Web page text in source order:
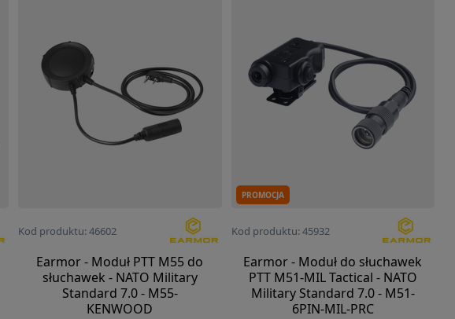
Kod produktu: 46602
Earmor - Moduł PTT M55 do
słuchawek - NATO Military
Standard 7.0 - M55-
KENWOOD
PROMOCJA
Kod produktu: 45932
Earmor - Moduł do słuchawek
PTT M51-MIL Tactical - NATO
Military Standard 7.0 - M51-
6PIN-MIL-PRC